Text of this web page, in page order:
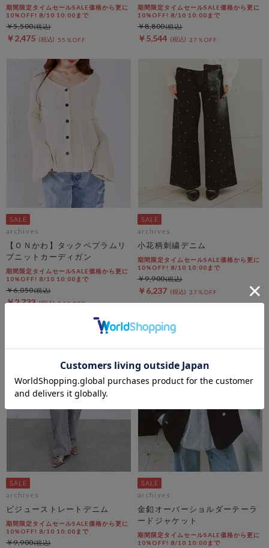
期間限定タイムセールSALE価格から更に
10%OFF! 8/10 10:00まで
￥2,475 55％OFF
￥5,500
期間限定タイムセールSALE価格から更に
10%OFF! 8/10 10:00まで
￥5,544 37％OFF
￥8,800
archives
【ＯＮかわ】タックペプラムリ
ブニットカーディガン
期間限定タイムセールSALE価格から更に
10%OFF! 8/10 10:00まで
￥2,723 54％OFF
￥6,050
archives
小花柄刺繍デニム
期間限定タイムセールSALE価格から更に
10%OFF! 8/10 10:00まで
￥6,237 37％OFF
￥9,900
archives
ビジューストレートデニム
期間限定タイムセールSALE価格から更に
10%OFF! 8/10 10:00まで
￥9,900
archives
金釦オーバーショルダーテーラ
ードジャケット
期間限定タイムセールSALE価格から更に
10%OFF! 8/10 10:00まで